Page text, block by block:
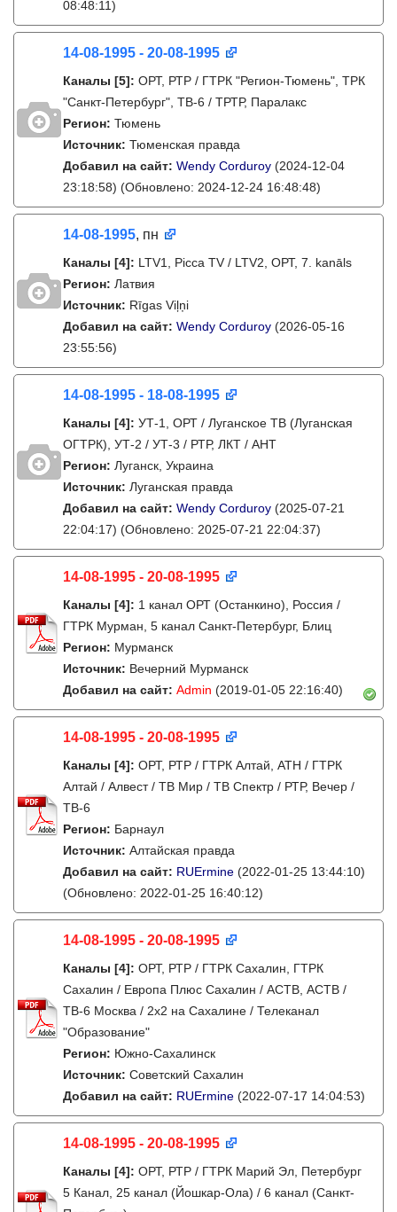
08:48:11)
14-08-1995 - 20-08-1995
Каналы [5]: ОРТ, РТР / ГТРК "Регион-Тюмень", ТРК
"Санкт-Петербург", ТВ-6 / ТРТР, Паралакс
Регион: Тюмень
Источник: Тюменская правда
Добавил на сайт: Wendy Corduroy (2024-12-04
23:18:58) (Обновлено: 2024-12-24 16:48:48)
14-08-1995, пн
Каналы [4]: LTV1, Picca TV / LTV2, ОРТ, 7. kanāls
Регион: Латвия
Источник: Rīgas Viļņi
Добавил на сайт: Wendy Corduroy (2026-05-16
23:55:56)
14-08-1995 - 18-08-1995
Каналы [4]: УТ-1, ОРТ / Луганское ТВ (Луганская
ОГТРК), УТ-2 / УТ-3 / РТР, ЛКТ / АНТ
Регион: Луганск, Украина
Источник: Луганская правда
Добавил на сайт: Wendy Corduroy (2025-07-21
22:04:17) (Обновлено: 2025-07-21 22:04:37)
14-08-1995 - 20-08-1995
Каналы [4]: 1 канал ОРТ (Останкино), Россия /
ГТРК Мурман, 5 канал Санкт-Петербург, Блиц
Регион: Мурманск
Источник: Вечерний Мурманск
Добавил на сайт: Admin (2019-01-05 22:16:40)
14-08-1995 - 20-08-1995
Каналы [4]: ОРТ, РТР / ГТРК Алтай, АТН / ГТРК
Алтай / Алвест / ТВ Мир / ТВ Спектр / РТР, Вечер /
ТВ-6
Регион: Барнаул
Источник: Алтайская правда
Добавил на сайт: RUErmine (2022-01-25 13:44:10)
(Обновлено: 2022-01-25 16:40:12)
14-08-1995 - 20-08-1995
Каналы [4]: ОРТ, РТР / ГТРК Сахалин, ГТРК
Сахалин / Европа Плюс Сахалин / АСТВ, АСТВ /
ТВ-6 Москва / 2х2 на Сахалине / Телеканал
"Образование"
Регион: Южно-Сахалинск
Источник: Советский Сахалин
Добавил на сайт: RUErmine (2022-07-17 14:04:53)
14-08-1995 - 20-08-1995
Каналы [4]: ОРТ, РТР / ГТРК Марий Эл, Петербург
5 Канал, 25 канал (Йошкар-Ола) / 6 канал (Санкт-